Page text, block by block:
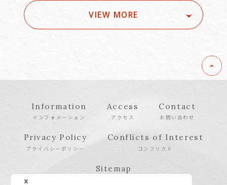
VIEW MORE
Information
インフォメーション
Access
アクセス
Contact
お問い合わせ
Privacy Policy
プライバシーポリシー
Conflicts of Interest
コンフリクト
Sitemap